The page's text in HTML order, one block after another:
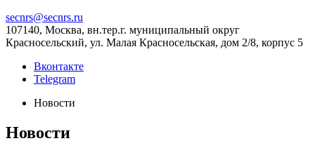
secnrs@secnrs.ru
107140, Москва, вн.тер.г. муниципальный округ
Красносельский, ул. Малая Красносельская, дом 2/8, корпус 5
Вконтакте
Telegram
Новости
Новости